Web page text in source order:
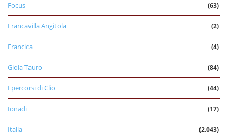
Focus (63)
Francavilla Angitola (2)
Francica (4)
Gioia Tauro (84)
I percorsi di Clio (44)
Ionadi (17)
Italia (2.043)